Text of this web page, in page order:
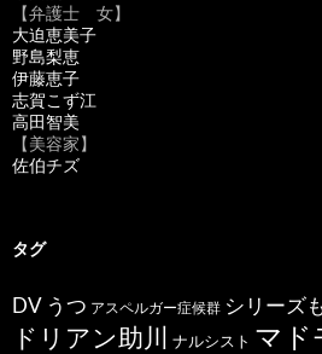
【弁護士 女】
大迫恵美子
野島梨恵
伊藤恵子
志賀こず江
高田智美
【美容家】
佐伯チズ
タグ
DV うつ アスペルガー症候群 シリーズ
ドリアン助川 ナルシスト マド